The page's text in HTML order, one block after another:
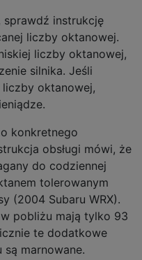
sprawdź instrukcję
liczby oktanowej.
liczby oktanowej,
silnika. Jeśli
oktanowej,
konkretnego
obsługi mówi, że
do codziennej
tolerowanym
(2004 Subaru WRX).
pobliżu mają tylko 93
te dodatkowe
marnowane.